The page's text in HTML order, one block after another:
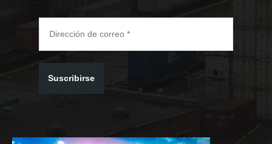
Suscribirse